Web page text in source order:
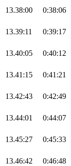
13.38:00 0:38:06
13.39:11 0:39:17
13.40:05 0:40:12
13.41:15 0:41:21
13.42:43 0:42:49
13.44:01 0:44:07
13.45:27 0:45:33
13.46:42 0:46:48